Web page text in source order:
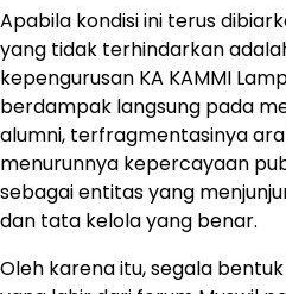
Apabila kondisi ini terus
yang tidak terhindarkan
kepengurusan KA KAMMI
berdampak langsung pada
alumni, terfragmentasinya
menurunnya kepercayaan
sebagai entitas yang
dan tata kelola yang benar.
Oleh karena itu, segala